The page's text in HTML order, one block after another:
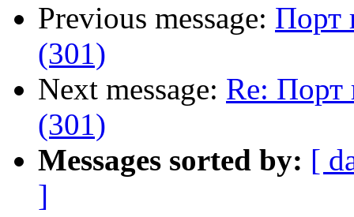
Previous message: Порт
(301)
Next message: Re: Порт
(301)
Messages sorted by: [
]